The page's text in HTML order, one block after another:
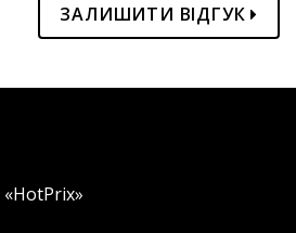
ЗАЛИШИТИ ВІДГУК